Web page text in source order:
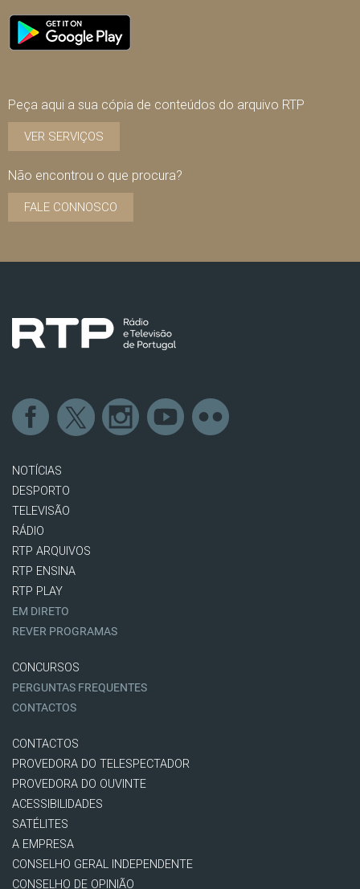
Peça aqui a sua cópia de conteúdos do arquivo RTP
VER SERVIÇOS
Não encontrou o que procura?
FALE CONNOSCO
NOTÍCIAS
DESPORTO
TELEVISÃO
RÁDIO
RTP ARQUIVOS
RTP ENSINA
RTP PLAY
EM DIRETO
REVER PROGRAMAS
CONCURSOS
PERGUNTAS FREQUENTES
CONTACTOS
CONTACTOS
PROVEDORA DO TELESPECTADOR
PROVEDORA DO OUVINTE
ACESSIBILIDADES
SATÉLITES
A EMPRESA
CONSELHO GERAL INDEPENDENTE
CONSELHO DE OPINIÃO